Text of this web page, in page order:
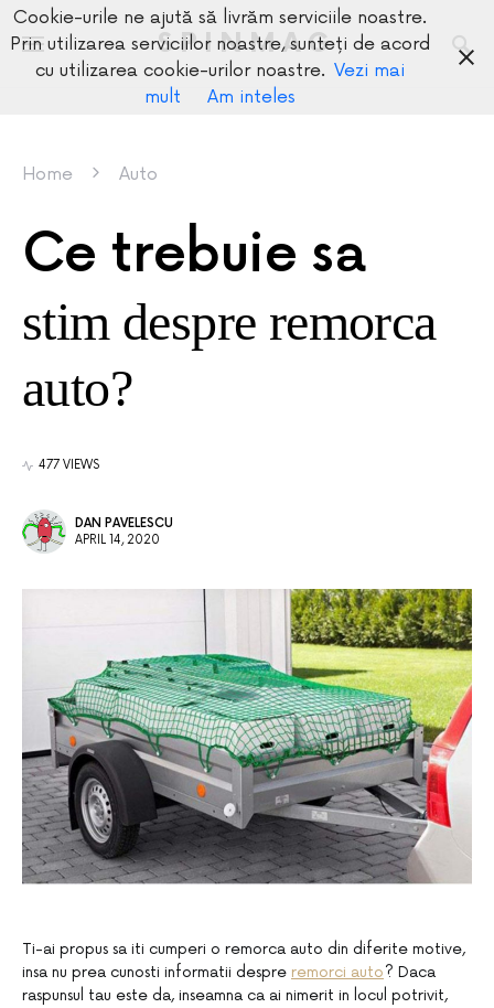
SPINMAG
Home Auto
Ce trebuie sa
stim despre remorca
auto?
477 VIEWS
DAN PAVELESCU
APRIL 14, 2020
Ti-ai propus sa iti cumperi o remorca auto din diferite motive,
insa nu prea cunosti informatii despre remorci auto? Daca
raspunsul tau este da, inseamna ca ai nimerit in locul potrivit,
Cookie-urile ne ajută să livrăm serviciile noastre.
Prin utilizarea serviciilor noastre, sunteți de acord
cu utilizarea cookie-urilor noastre. Vezi mai
mult
Am inteles